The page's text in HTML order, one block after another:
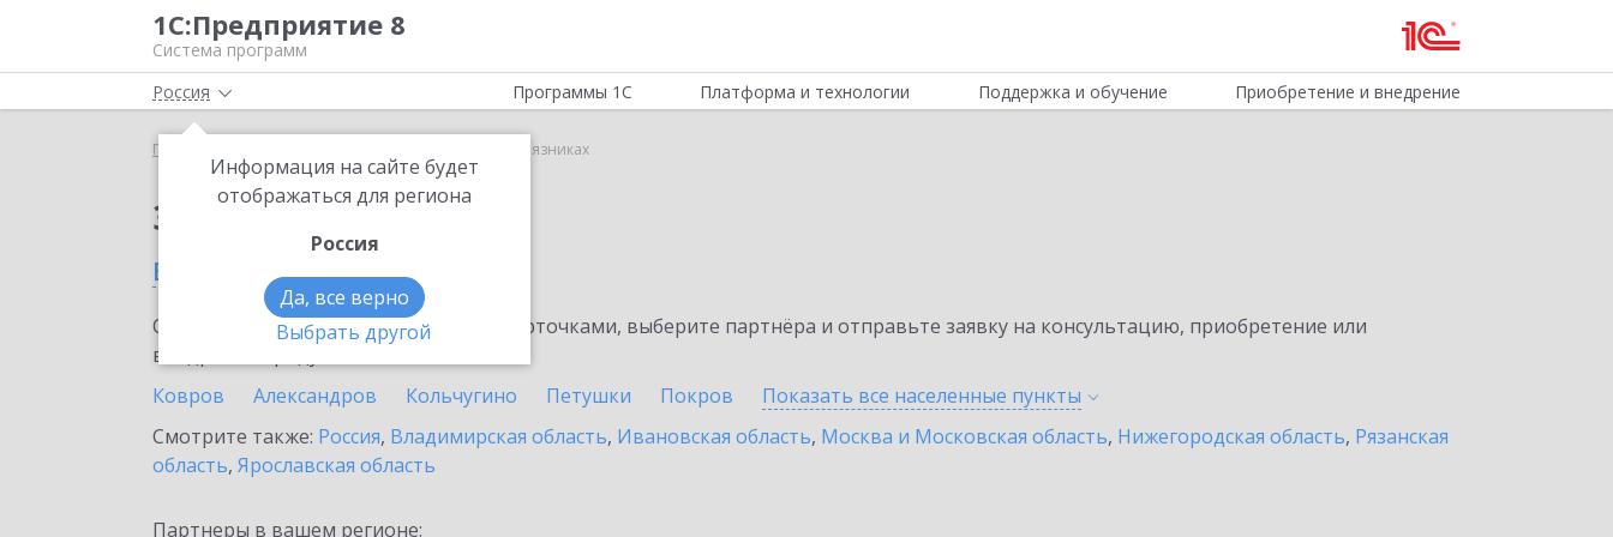
1С:Предприятие 8
Система программ
Россия
Информация на сайте будет
отображаться для региона
Россия
Да, все верно
Выбрать другой
Программы 1С Платформа и технологии Поддержка и обучение Приобретение и внедрение
Главная 1С:МДЛП в Вязниках
Заказать 1С:МДЛП
в Вязниках
Ознакомьтесь с информационными карточками, выберите партнёра и отправьте заявку на консультацию, приобретение или
внедрение продукта.
Ковров
Александров Кольчугино Петушки Покров Показать все населенные пункты
Смотрите также: Россия, Владимирская область, Ивановская область, Москва и Московская область, Нижегородская область, Рязанская
область, Ярославская область
Партнеры в вашем регионе: